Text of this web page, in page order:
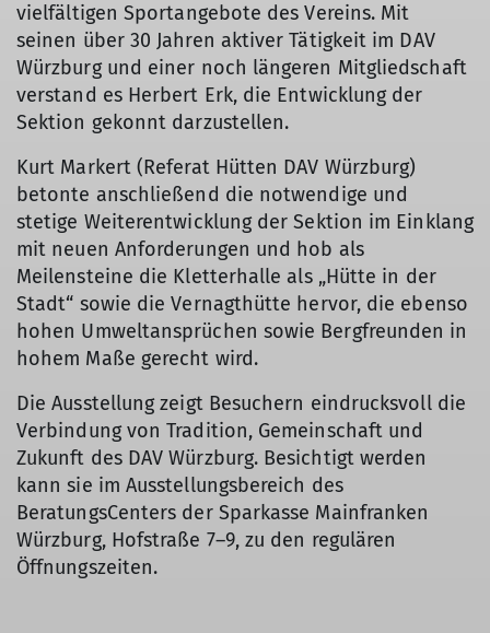
vielfältigen Sportangebote des Vereins. Mit
seinen über 30 Jahren aktiver Tätigkeit im DAV
Würzburg und einer noch längeren Mitgliedschaft
verstand es Herbert Erk, die Entwicklung der
Sektion gekonnt darzustellen.
Kurt Markert (Referat Hütten DAV Würzburg)
betonte anschließend die notwendige und
stetige Weiterentwicklung der Sektion im Einklang
mit neuen Anforderungen und hob als
Meilensteine die Kletterhalle als „Hütte in der
Stadt“ sowie die Vernagthütte hervor, die ebenso
hohen Umweltansprüchen sowie Bergfreunden in
hohem Maße gerecht wird.
Die Ausstellung zeigt Besuchern eindrucksvoll die
Verbindung von Tradition, Gemeinschaft und
Zukunft des DAV Würzburg. Besichtigt werden
kann sie im Ausstellungsbereich des
BeratungsCenters der Sparkasse Mainfranken
Würzburg, Hofstraße 7–9, zu den regulären
Öffnungszeiten.